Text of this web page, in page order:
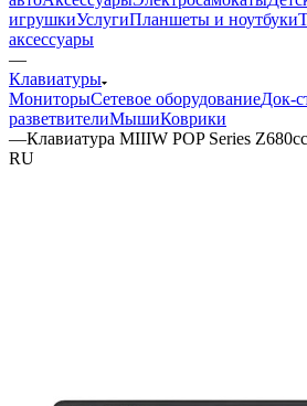
игрушкиУслугиПланшеты и ноутбуки
аксессуары
—
Клавиатуры
МониторыСетевое оборудованиеДок-
разветвителиМышиКоврики
—Клавиатура MIIIW POP Series
RU